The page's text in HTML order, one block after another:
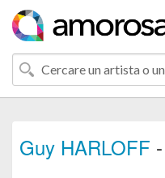
Guy HARLOFF